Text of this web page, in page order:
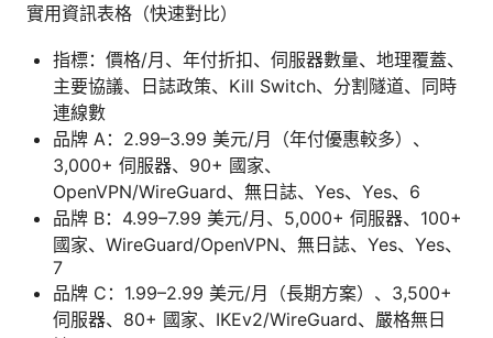
實用資訊表格（快速對比）
指標：價格/月、年付折扣、伺服器數量、地理覆蓋、
主要協議、日誌政策、Kill Switch、分割隧道、同時
連線數
品牌 A：2.99–3.99 美元/月（年付優惠較多）、
3,000+ 伺服器、90+ 國家、
OpenVPN/WireGuard、無日誌、Yes、Yes、6
品牌 B：4.99–7.99 美元/月、5,000+ 伺服器、100+
國家、WireGuard/OpenVPN、無日誌、Yes、Yes、
7
品牌 C：1.99–2.99 美元/月（長期方案）、3,500+
伺服器、80+ 國家、IKEv2/WireGuard、嚴格無日